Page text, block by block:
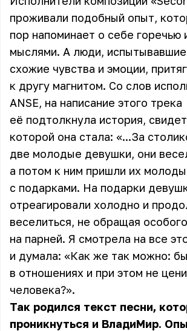
проживали подобный опыт,
пор напоминает о себе
мыслями. А люди,
схожие чувства и эмоции,
к другу магнитом. Со слов
ANSE, на написание этого трека
её подтолкнула история,
которой она стала: «...За
две молодые девушки, они
а потом к ним пришли их
с подарками. На подарки
отреагировали холодно и
веселиться, не обращая
на парней. Я смотрела на все
и думала: «Как же так можно:
в отношениях и при этом не
человека?».
Так родился текст песни,
проникнуться и ВладиМир.